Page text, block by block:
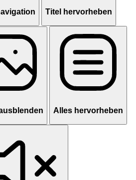
Titel hervorheben
Alles hervorheben